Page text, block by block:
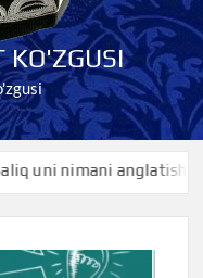
KO'ZGUSI
nimani anglatishini